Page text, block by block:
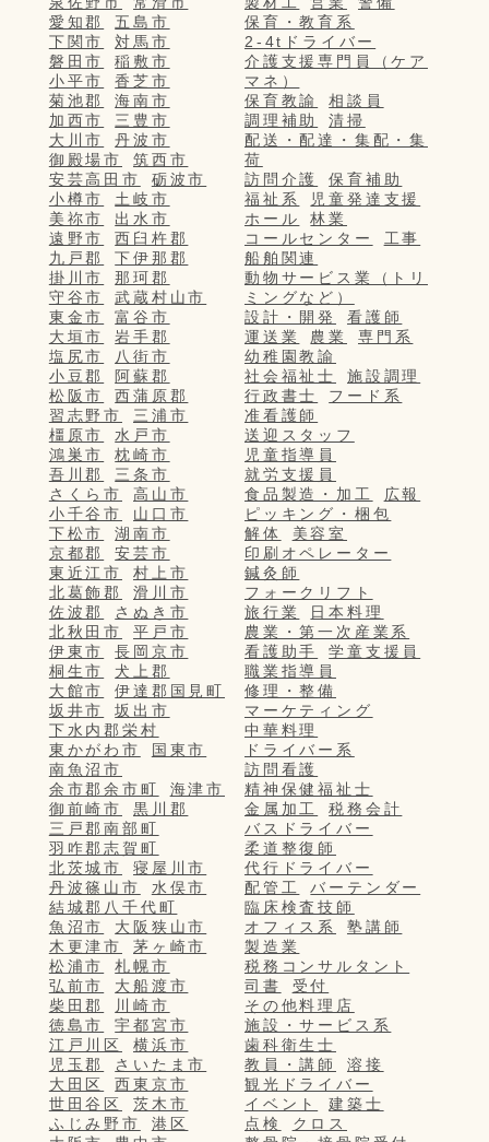
愛知郡
五島市
下関市
対馬市
磐田市
稲敷市
小平市
香芝市
菊池郡
海南市
加西市
三豊市
大川市
丹波市
御殿場市
筑西市
安芸高田市
砺波市
小樽市
土岐市
美祢市
出水市
遠野市
西臼杵郡
九戸郡
下伊那郡
掛川市
那珂郡
守谷市
武蔵村山市
東金市
富谷市
大垣市
岩手郡
塩尻市
八街市
小豆郡
阿蘇郡
松阪市
西蒲原郡
習志野市
三浦市
橿原市
水戸市
鴻巣市
枕崎市
吾川郡
三条市
さくら市
高山市
小千谷市
山口市
下松市
湖南市
京都郡
安芸市
東近江市
村上市
北葛飾郡
滑川市
佐波郡
さぬき市
北秋田市
平戸市
伊東市
長岡京市
桐生市
犬上郡
大館市
伊達郡国見町
坂井市
坂出市
下水内郡栄村
東かがわ市
国東市
南魚沼市
余市郡余市町
海津市
御前崎市
黒川郡
三戸郡南部町
羽咋郡志賀町
北茨城市
寝屋川市
丹波篠山市
水俣市
結城郡八千代町
魚沼市
大阪狭山市
木更津市
茅ヶ崎市
松浦市
札幌市
弘前市
大船渡市
柴田郡
川崎市
徳島市
宇都宮市
江戸川区
横浜市
児玉郡
さいたま市
大田区
西東京市
世田谷区
茨木市
ふじみ野市
港区
保育・教育系
2-4tドライバー
介護支援専門員（ケア
マネ）
保育教諭
相談員
調理補助
清掃
配送・配達・集配・集
荷
訪問介護
保育補助
福祉系
児童発達支援
ホール
林業
コールセンター
工事
船舶関連
動物サービス業（トリ
ミングなど）
設計・開発
看護師
運送業
農業
専門系
幼稚園教諭
社会福祉士
施設調理
行政書士
フード系
准看護師
送迎スタッフ
児童指導員
就労支援員
食品製造・加工
広報
ピッキング・梱包
解体
美容室
印刷オペレーター
鍼灸師
フォークリフト
旅行業
日本料理
農業・第一次産業系
看護助手
学童支援員
職業指導員
修理・整備
マーケティング
中華料理
ドライバー系
訪問看護
精神保健福祉士
金属加工
税務会計
バスドライバー
柔道整復師
代行ドライバー
配管工
バーテンダー
臨床検査技師
オフィス系
塾講師
製造業
税務コンサルタント
司書
受付
その他料理店
施設・サービス系
歯科衛生士
教員・講師
溶接
観光ドライバー
イベント
建築士
点検
クロス